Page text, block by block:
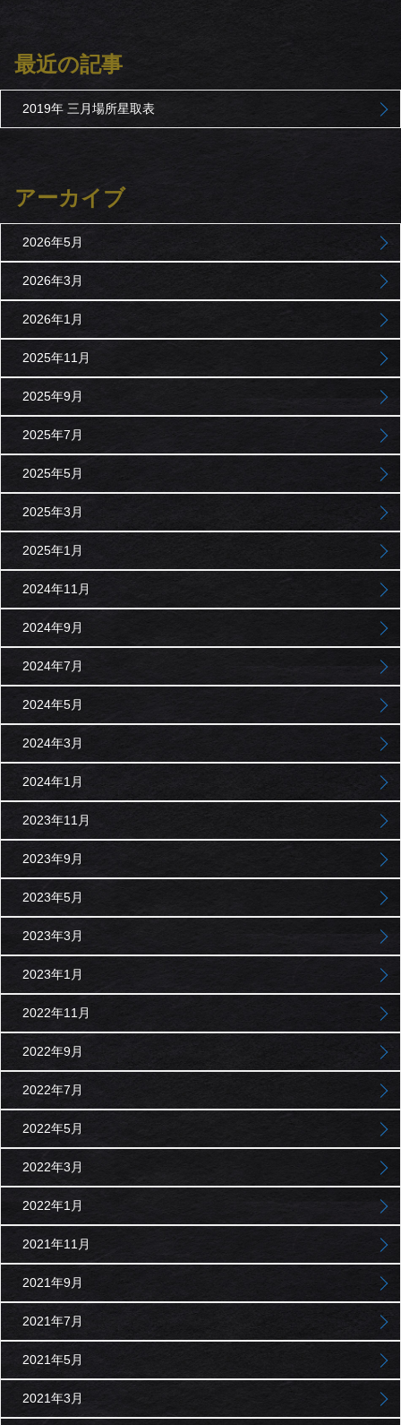
最近の記事
2019年 三月場所星取表
アーカイブ
2026年5月
2026年3月
2026年1月
2025年11月
2025年9月
2025年7月
2025年5月
2025年3月
2025年1月
2024年11月
2024年9月
2024年7月
2024年5月
2024年3月
2024年1月
2023年11月
2023年9月
2023年5月
2023年3月
2023年1月
2022年11月
2022年9月
2022年7月
2022年5月
2022年3月
2022年1月
2021年11月
2021年9月
2021年7月
2021年5月
2021年3月